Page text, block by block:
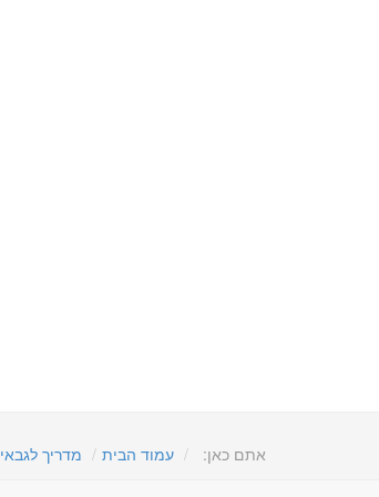
אתם כאן: עמוד הבית מדריך לגבאי